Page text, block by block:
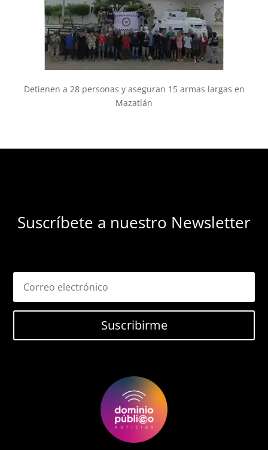
Detienen a 28 personas y aseguran 15 armas largas en
Mazatlán
Suscríbete a nuestro Newsletter
Suscribirme